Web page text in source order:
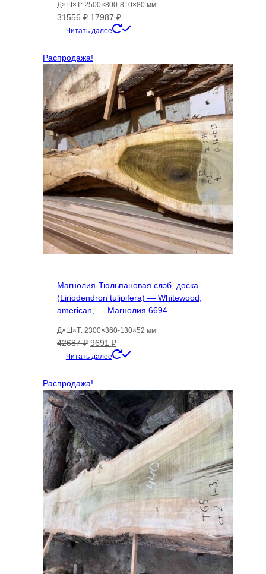
Д×Ш×Т: 2500×800-810×80 мм
31556₽ Первоначальная
цена
31556 ₽.
17987 ₽Текущая
цена:
Читать далее
Распродажа!
Магнолия-Тюльпановая слэб, доска
(Liriodendron tulipifera) — Whitewood,
american, — Магнолия 6694
Д×Ш×Т: 2300×360-130×52 мм
42687₽ Первоначальная
цена
42687 ₽.
9691 ₽Текущая
цена:
Читать далее
Распродажа!